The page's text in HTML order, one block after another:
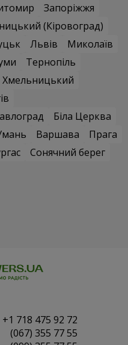
Запоріжжя
(Кіровоград)
Львів
Миколаїв
Тернопіль
Хмельницький
Біла Церква
Варшава
Прага
Сонячний берег
+1 718 475 92 72
(067) 355 77 55